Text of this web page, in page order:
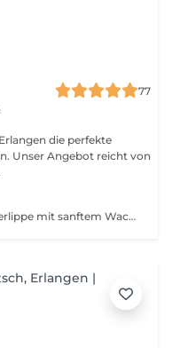
77
die perfekte
Unser Angebot reicht von
Entfernung der Härchen an der Oberlippe mit sanftem Wachs sowie der Fadentechnik für ein sauberes Ergebnis.